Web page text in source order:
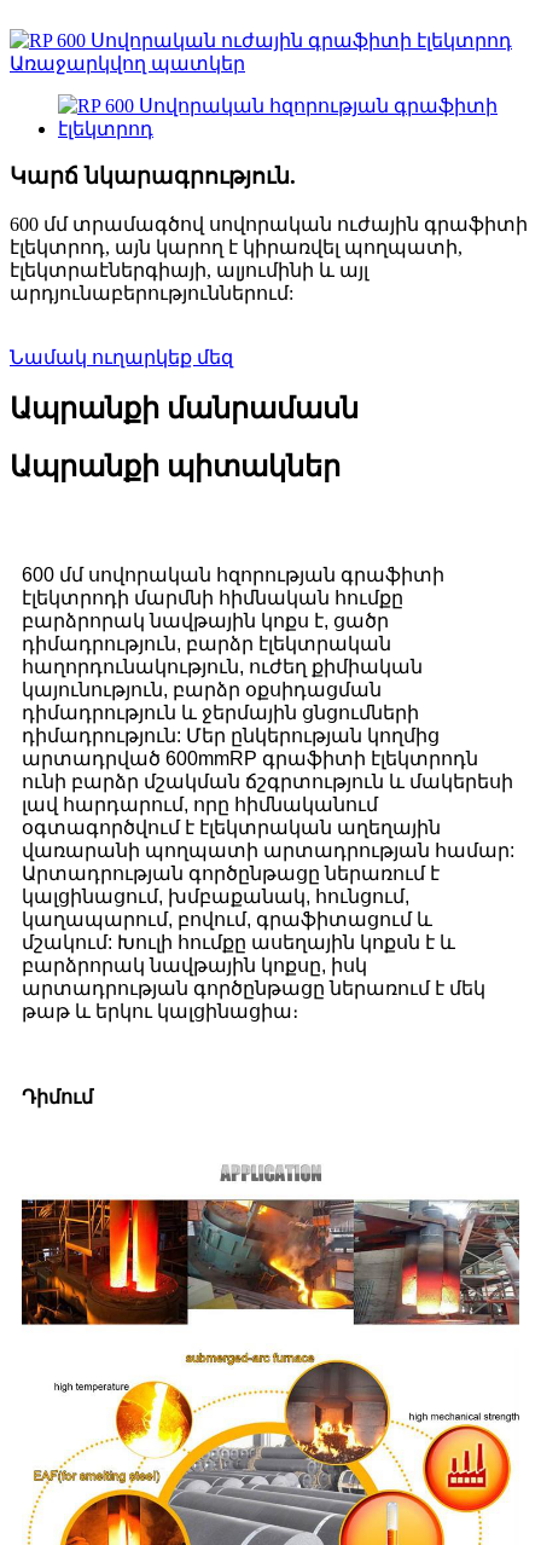
Կարճ նկարագրություն.
600 մմ տրամագծով սովորական ուժային գրաֆիտի
էլեկտրոդ, այն կարող է կիրառվել պողպատի,
էլեկտրաէներգիայի, ալյումինի և այլ
արդյունաբերություններում:
Նամակ ուղարկեք մեզ
Ապրանքի մանրամասն
Ապրանքի պիտակներ
600 մմ սովորական հզորության գրաֆիտի
էլեկտրոդի մարմնի հիմնական հումքը
բարձրորակ նավթային կոքս է, ցածր
դիմադրություն, բարձր էլեկտրական
հաղորդունակություն, ուժեղ քիմիական
կայունություն, բարձր օքսիդացման
դիմադրություն և ջերմային ցնցումների
դիմադրություն: Մեր ընկերության կողմից
արտադրված 600mmRP գրաֆիտի էլեկտրոդն
ունի բարձր մշակման ճշգրտություն և մակերեսի
լավ հարդարում, որը հիմնականում
օգտագործվում է էլեկտրական աղեղային
վառարանի պողպատի արտադրության համար:
Արտադրության գործընթացը ներառում է
կալցինացում, խմբաքանակ, հունցում,
կաղապարում, բովում, գրաֆիտացում և
մշակում: Խուլի հումքը ասեղային կոքսն է և
բարձրորակ նավթային կոքսը, իսկ
արտադրության գործընթացը ներառում է մեկ
թաթ և երկու կալցինացիա։
Դիմում